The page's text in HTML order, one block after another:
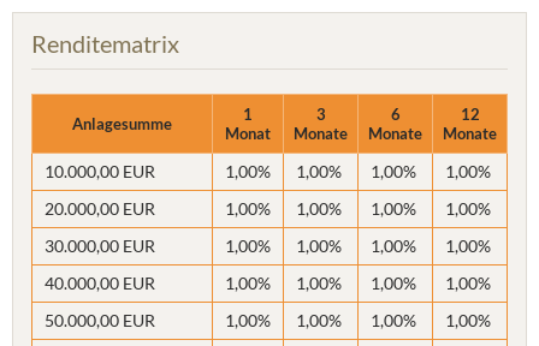
Renditematrix
Anlagesumme
1
Monat
3
Monate
6
Monate
12
Monate
10.000,00 EUR 1,00% 1,00% 1,00%
1,00%
20.000,00 EUR
1,00% 1,00% 1,00%
1,00%
30.000,00 EUR
1,00% 1,00% 1,00%
1,00%
40.000,00 EUR
1,00% 1,00% 1,00%
1,00%
50.000,00 EUR
1,00% 1,00% 1,00%
1,00%